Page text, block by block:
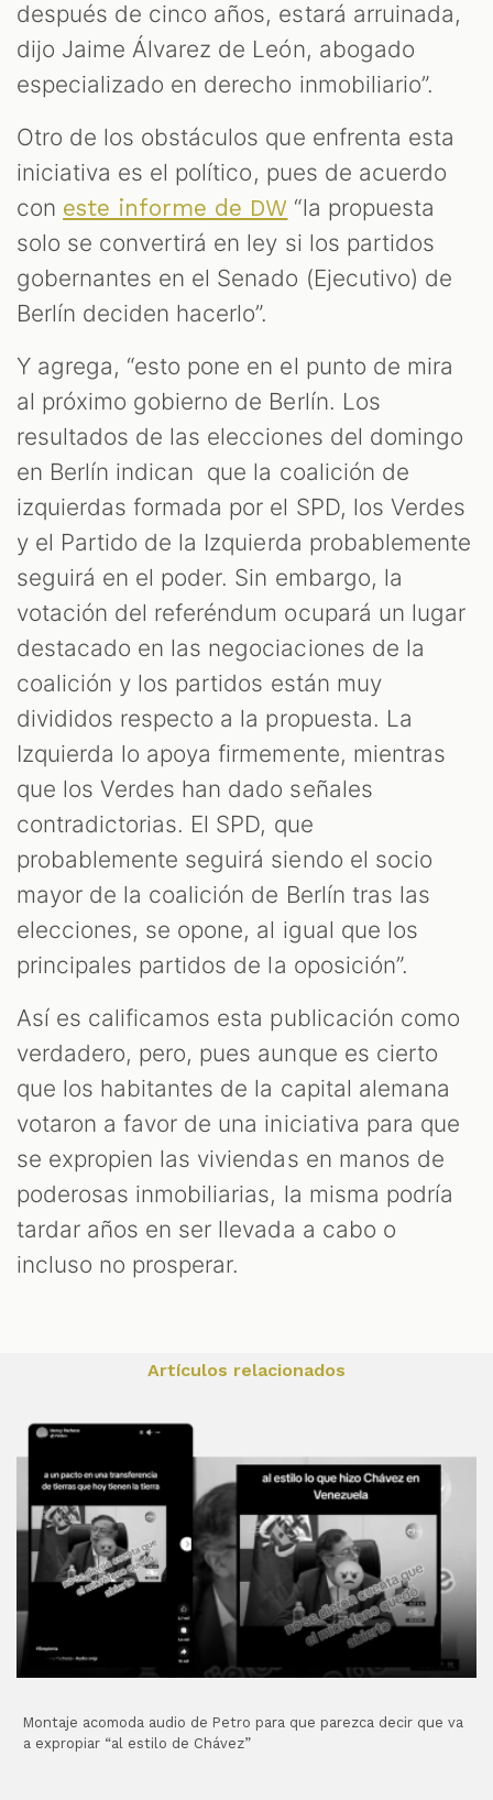
después de cinco años, estará arruinada,
dijo Jaime Álvarez de León, abogado
especializado en derecho inmobiliario”.
Otro de los obstáculos que enfrenta esta
iniciativa es el político, pues de acuerdo
con este informe de DW “la propuesta
solo se convertirá en ley si los partidos
gobernantes en el Senado (Ejecutivo) de
Berlín deciden hacerlo”.
Y agrega, “esto pone en el punto de mira
al próximo gobierno de Berlín. Los
resultados de las elecciones del domingo
en Berlín indican que la coalición de
izquierdas formada por el SPD, los Verdes
y el Partido de la Izquierda probablemente
seguirá en el poder. Sin embargo, la
votación del referéndum ocupará un lugar
destacado en las negociaciones de la
coalición y los partidos están muy
divididos respecto a la propuesta. La
Izquierda lo apoya firmemente, mientras
que los Verdes han dado señales
contradictorias. El SPD, que
probablemente seguirá siendo el socio
mayor de la coalición de Berlín tras las
elecciones, se opone, al igual que los
principales partidos de la oposición”.
Así es calificamos esta publicación como
verdadero, pero, pues aunque es cierto
que los habitantes de la capital alemana
votaron a favor de una iniciativa para que
se expropien las viviendas en manos de
poderosas inmobiliarias, la misma podría
tardar años en ser llevada a cabo o
incluso no prosperar.
Artículos relacionados
Montaje acomoda audio de Petro para que parezca decir que va
a expropiar “al estilo de Chávez”